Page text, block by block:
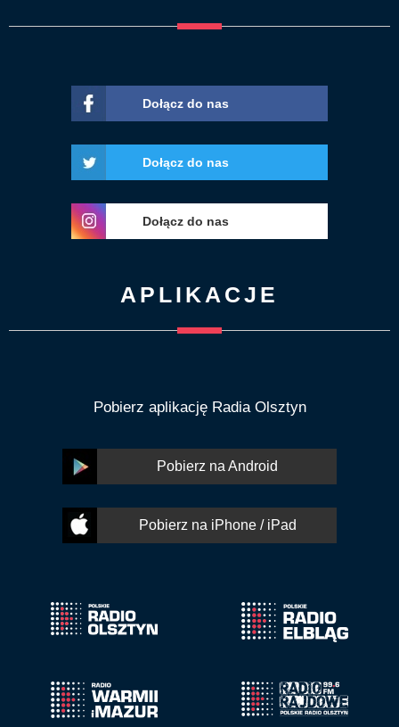
Dołącz do nas
Dołącz do nas
Dołącz do nas
APLIKACJE
Pobierz aplikację Radia Olsztyn
Pobierz na Android
Pobierz na iPhone / iPad